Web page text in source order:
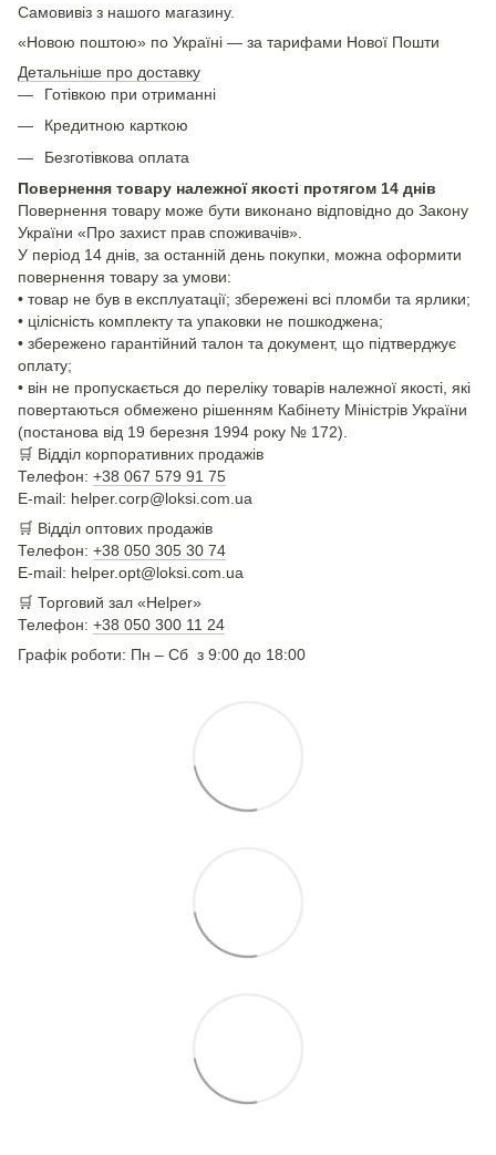
Самовивіз з нашого магазину.
«Новою поштою» по Україні — за тарифами Нової Пошти
Детальніше про доставку
Готівкою при отриманні
Кредитною карткою
Безготівкова оплата
Повернення товару належної якості протягом 14 днів
Повернення товару може бути виконано відповідно до Закону
України «Про захист прав споживачів».
У період 14 днів, за останній день покупки, можна оформити
повернення товару за умови:
• товар не був в експлуатації; збережені всі пломби та ярлики;
• цілісність комплекту та упаковки не пошкоджена;
• збережено гарантійний талон та документ, що підтверджує
оплату;
• він не пропускається до переліку товарів належної якості, які
повертаються обмежено рішенням Кабінету Міністрів України
(постанова від 19 березня 1994 року № 172).
🛒 Відділ корпоративних продажів
Телефон: +38 067 579 91 75
E-mail: helper.corp@loksi.com.ua
🛒 Відділ оптових продажів
Телефон: +38 050 305 30 74
E-mail: helper.opt@loksi.com.ua
🛒 Торговий зал «Helper»
Телефон: +38 050 300 11 24
Графік роботи: Пн – Сб з 9:00 до 18:00